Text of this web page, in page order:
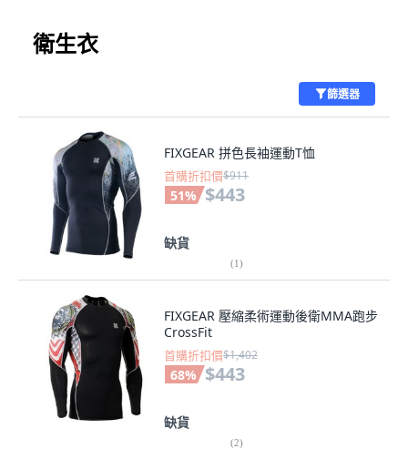
衛生衣
篩選器
FIXGEAR 拼色長袖運動T恤
首購折扣價$911
51% $443
缺貨
(1)
FIXGEAR 壓縮柔術運動後衛MMA跑步
CrossFit
首購折扣價$1,402
68% $443
缺貨
(2)